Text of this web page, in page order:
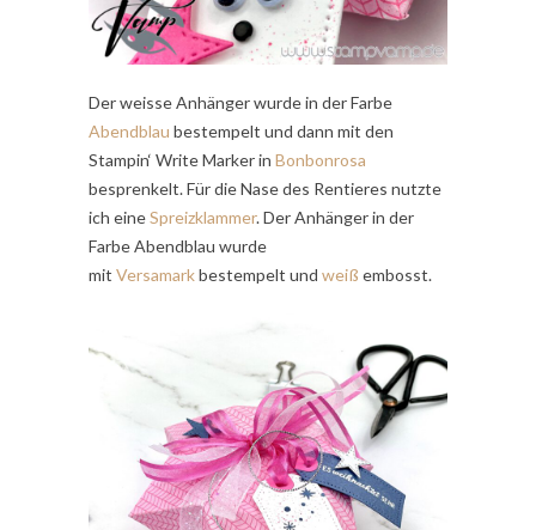
Der weisse Anhänger wurde in der Farbe
Abendblau bestempelt und dann mit den
Stampin‘ Write Marker in Bonbonrosa
besprenkelt. Für die Nase des Rentieres nutzte
ich eineSpreizklammer. Der Anhänger in der
Farbe Abendblau wurde
mit Versamarkbestempelt und weiß embosst.